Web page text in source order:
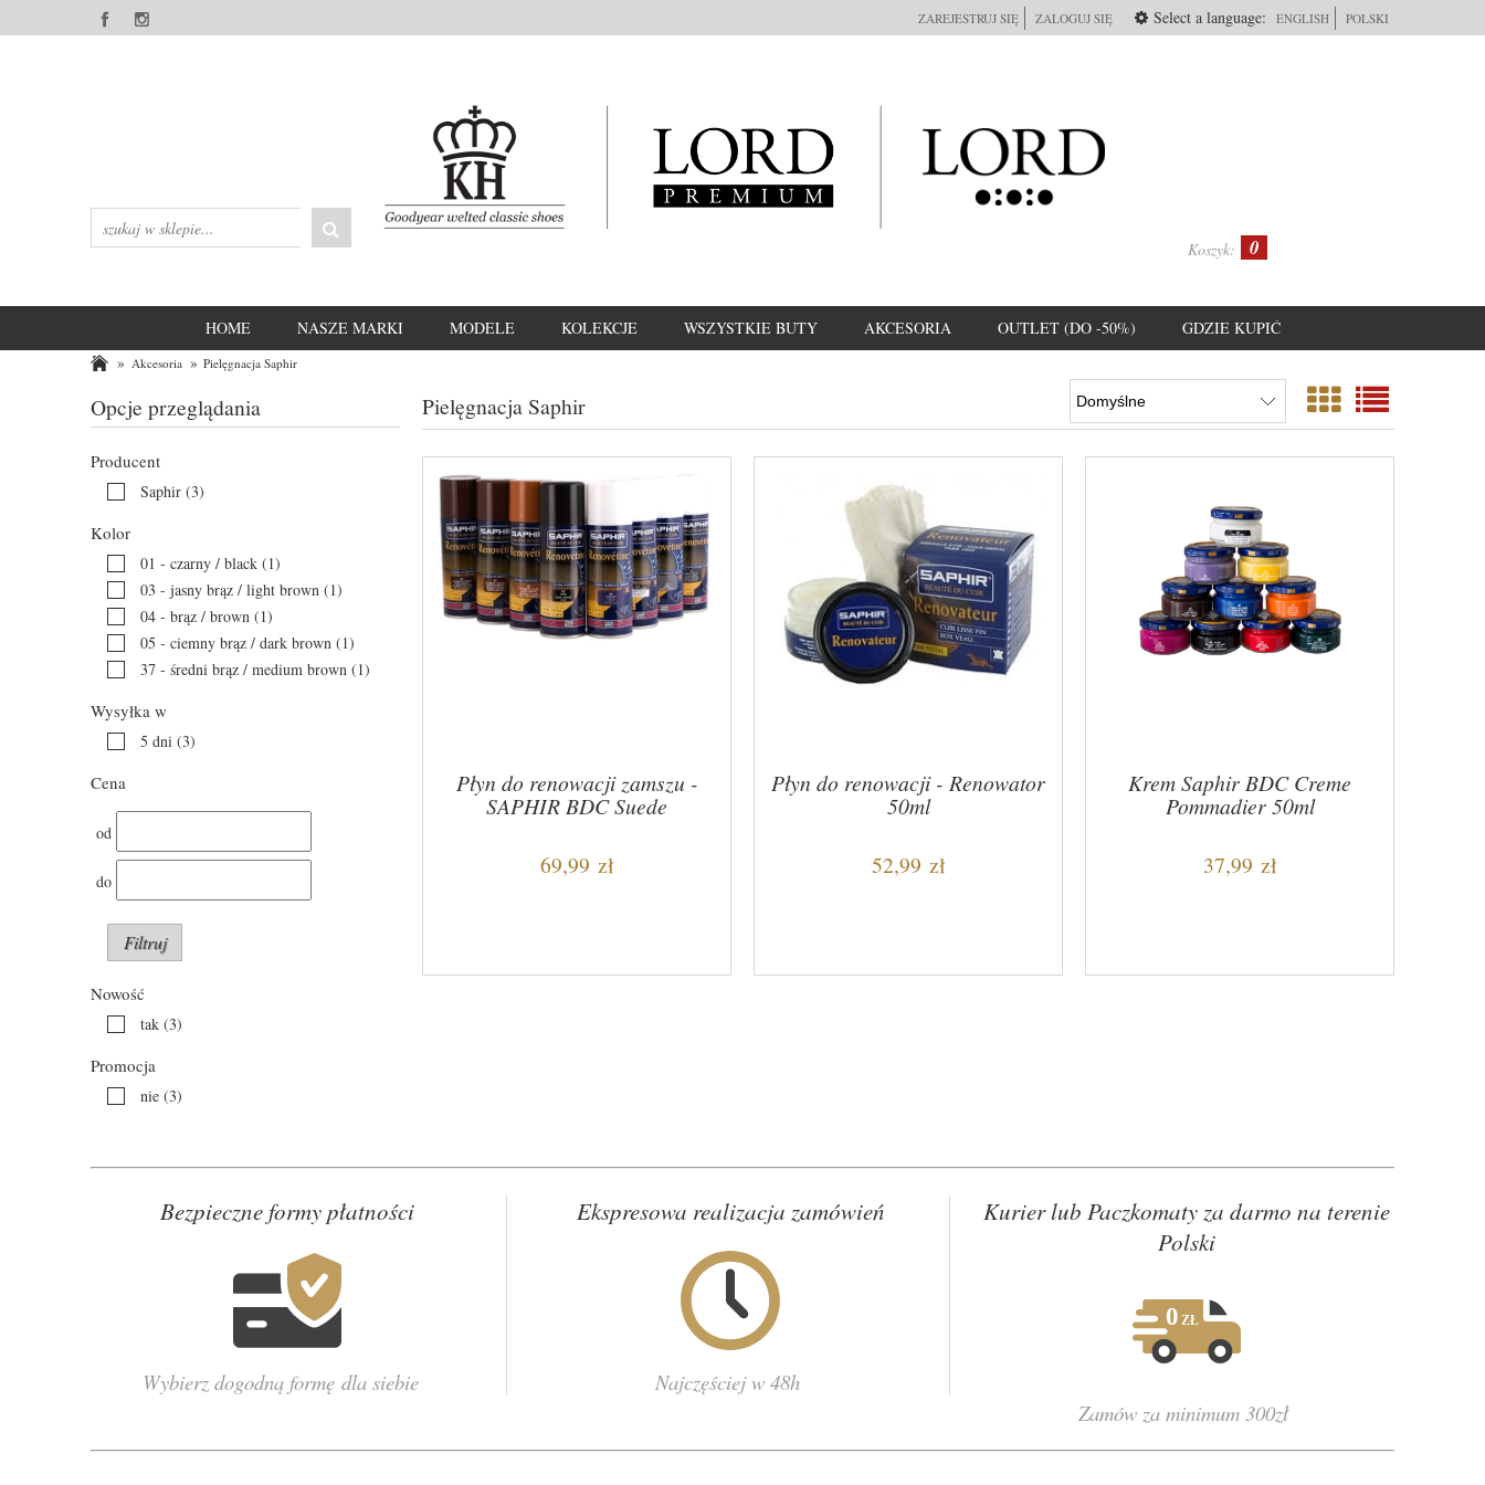
Select a language: ENGLISH POLSKI
ZAREJESTRUJ SIĘ ZALOGUJ SIĘ
Koszyk: 0
HOME NASZE MARKI MODELE KOLEKCJE WSZYSTKIE BUTY AKCESORIA OUTLET (DO -50%) GDZIE KUPIĆ
» Akcesoria » Pielęgnacja Saphir
Opcje przeglądania
Producent
Saphir (3)
Kolor
01 - czarny / black (1)
03 - jasny brąz / light brown (1)
04 - brąz / brown (1)
05 - ciemny brąz / dark brown (1)
37 - średni brąz / medium brown (1)
Wysyłka w
5 dni (3)
Cena
od
do
Filtruj
Nowość
tak (3)
Promocja
nie (3)
Pielęgnacja Saphir
Płyn do renowacji zamszu -
SAPHIR BDC Suede
69,99 zł
Płyn do renowacji - Renowator
50ml
52,99 zł
Krem Saphir BDC Creme
Pommadier 50ml
37,99 zł
Bezpieczne formy płatności
Wybierz dogodną formę dla siebie
Ekspresowa realizacja zamówień
Najczęściej w 48h
Kurier lub Paczkomaty za darmo na terenie
Polski
Zamów za minimum 300zł